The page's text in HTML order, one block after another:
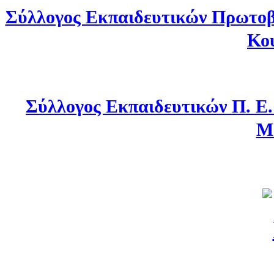
Σύλλογος Εκπαιδευτικών
Σύλλογος Εκπαιδευτικών Π.